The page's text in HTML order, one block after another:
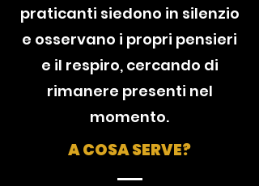
praticanti siedono in silenzio
e osservano i propri pensieri
e il respiro, cercando di
rimanere presenti nel
momento.
A COSA SERVE?